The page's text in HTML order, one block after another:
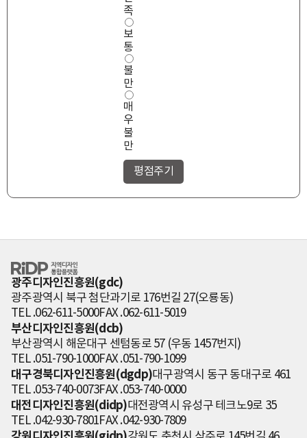
도
족
보
통
불
만
매
우
불
만
RiDP 지역디자
인 통합플랫폼
광주디자인진흥원(gdc)
광주광역시 북구 첨단과기로 176번길 27(오룡동)
TEL .062-611-5000FAX .062-611-5019
부산디자인진흥원(dcb)
부산광역시 해운대구 센텀동로 57 (우동 1457번지)
TEL .051-790-1000FAX .051-790-1099
대구경북디자인진흥원(dgdp)대구광역시 동구 동대구로 461
TEL .053-740-0073FAX .053-740-0000
대전디자인진흥원(didp)대전광역시 유성구 테크노9로 35
TEL .042-930-7801FAX .042-930-7809